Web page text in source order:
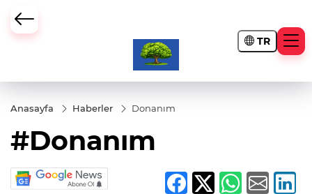
TR
Anasayfa Haberler Donanım
#Donanım